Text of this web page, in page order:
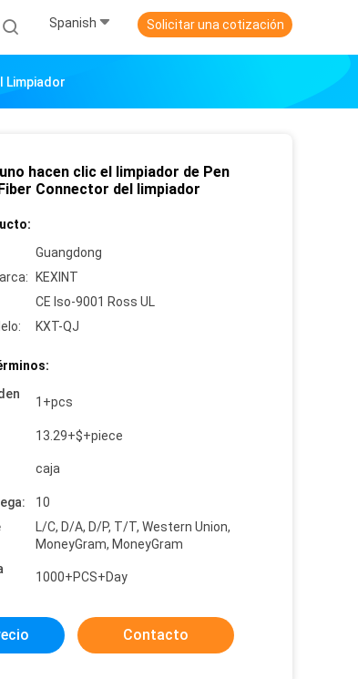
Spanish Solicitar una cotización
Limpiador
hacen clic el limpiador de Pen
Connector del limpiador
Guangdong
KEXINT
CE Iso-9001 Ross UL
KXT-QJ
1+pcs
13.29+$+piece
caja
10
L/C, D/A, D/P, T/T, Western Union,
MoneyGram, MoneyGram
1000+PCS+Day
Contacto